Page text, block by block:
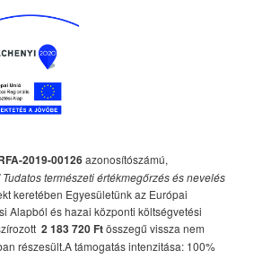
2019-00126azonosítószámú,
Tudatos természeti értékmegőrzés és nevelés
keretében Egyesületünk az Európai
Alapból és hazai központi költségvetési
2 183 720 Ftösszegű vissza nem
részesült.A támogatás intenzitása: 100%